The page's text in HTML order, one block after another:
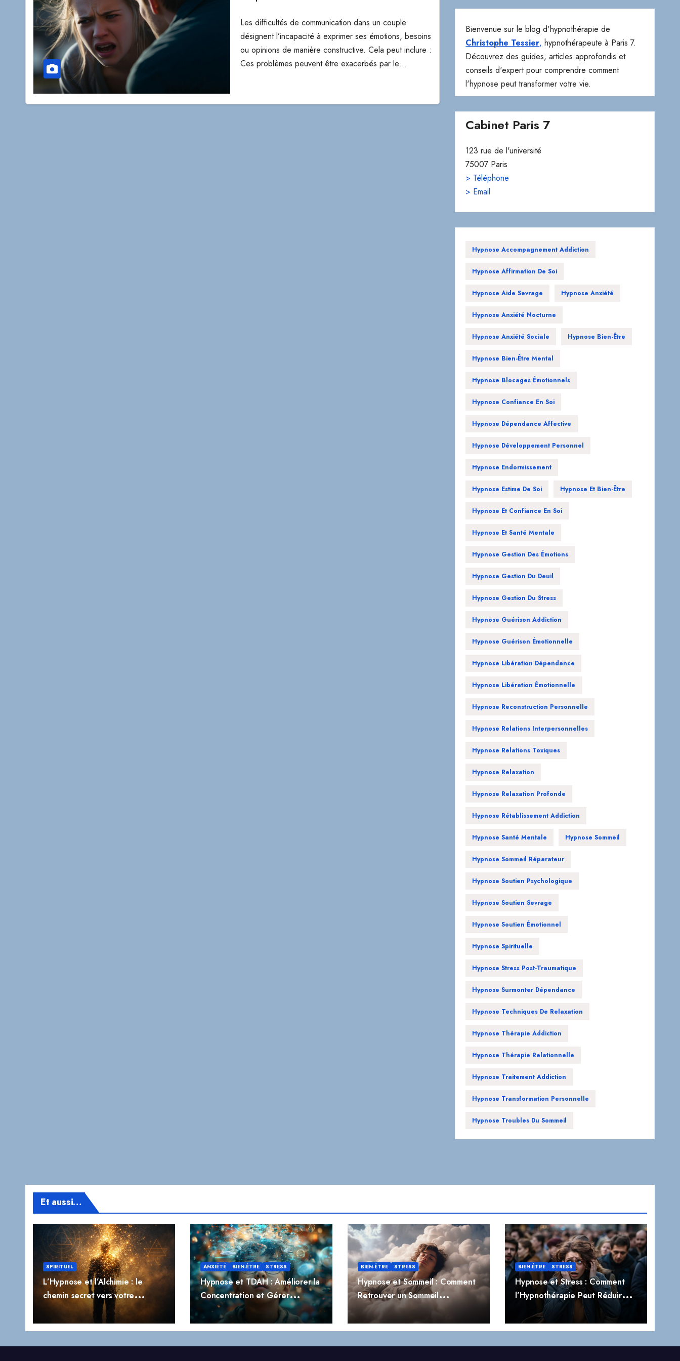
Les difficultés de communication dans un couple
désignent l’incapacité à exprimer ses émotions, besoins
ou opinions de manière constructive. Cela peut inclure :
Ces problèmes peuvent être exacerbés par le…
Bienvenue sur le blog d'hypnothérapie de
Christophe Tessier, hypnothérapeute à Paris 7.
Découvrez des guides, articles approfondis et
conseils d'expert pour comprendre comment
l'hypnose peut transformer votre vie.
Cabinet Paris 7
123 rue de l'université
75007 Paris
> Téléphone
> Email
Hypnose Accompagnement Addiction
Hypnose Affirmation De Soi
Hypnose Aide Sevrage Hypnose Anxiété
Hypnose Anxiété Nocturne
Hypnose Anxiété Sociale Hypnose Bien-Être
Hypnose Bien-Être Mental
Hypnose Blocages Émotionnels
Hypnose Confiance En Soi
Hypnose Dépendance Affective
Hypnose Développement Personnel
Hypnose Endormissement
Hypnose Estime De Soi Hypnose Et Bien-Être
Hypnose Et Confiance En Soi
Hypnose Et Santé Mentale
Hypnose Gestion Des Émotions
Hypnose Gestion Du Deuil
Hypnose Gestion Du Stress
Hypnose Guérison Addiction
Hypnose Guérison Émotionnelle
Hypnose Libération Dépendance
Hypnose Libération Émotionnelle
Hypnose Reconstruction Personnelle
Hypnose Relations Interpersonnelles
Hypnose Relations Toxiques
Hypnose Relaxation
Hypnose Relaxation Profonde
Hypnose Rétablissement Addiction
Hypnose Santé Mentale Hypnose Sommeil
Hypnose Sommeil Réparateur
Hypnose Soutien Psychologique
Hypnose Soutien Sevrage
Hypnose Soutien Émotionnel
Hypnose Spirituelle
Hypnose Stress Post-Traumatique
Hypnose Surmonter Dépendance
Hypnose Techniques De Relaxation
Hypnose Thérapie Addiction
Hypnose Thérapie Relationnelle
Hypnose Traitement Addiction
Hypnose Transformation Personnelle
Hypnose Troubles Du Sommeil
Et aussi…
SPIRITUEL
L’Hypnose et l’Alchimie : le
chemin secret vers votre
transformation profonde
ANXIÉTÉ BIEN-ÊTRE STRESS
Hypnose et TDAH : Améliorer la
Concentration et Gérer
l’Impulsivité
BIEN-ÊTRE STRESS
Hypnose et Sommeil : Comment
Retrouver un Sommeil
Réparateur Naturellement
BIEN-ÊTRE STRESS
Hypnose et Stress : Comment
l’Hypnothérapie Peut Réduire
Naturellement le Stress